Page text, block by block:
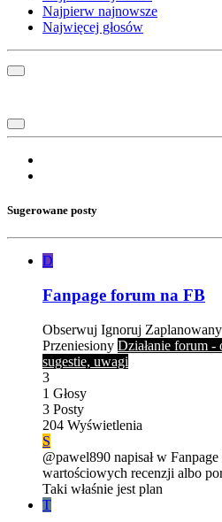
Najpierw najnowsze
Najwięcej głosów
Sugerowane posty
D
Fanpage forum na FB
Obserwuj Ignoruj Zaplanowany
Przeniesiony Działanie forum -
sugestie, uwagi
3
1 Głosy
3 Posty
204 Wyświetlenia
S
@pawel890 napisał w
wartościowych recenzji albo
Taki właśnie jest plan
T